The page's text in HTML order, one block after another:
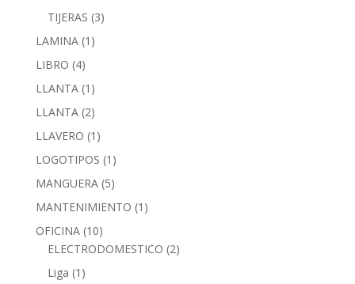
TIJERAS (3)
LAMINA (1)
LIBRO (4)
LLANTA (1)
LLANTA (2)
LLAVERO (1)
LOGOTIPOS (1)
MANGUERA (5)
MANTENIMIENTO (1)
OFICINA (10)
ELECTRODOMESTICO (2)
Liga (1)